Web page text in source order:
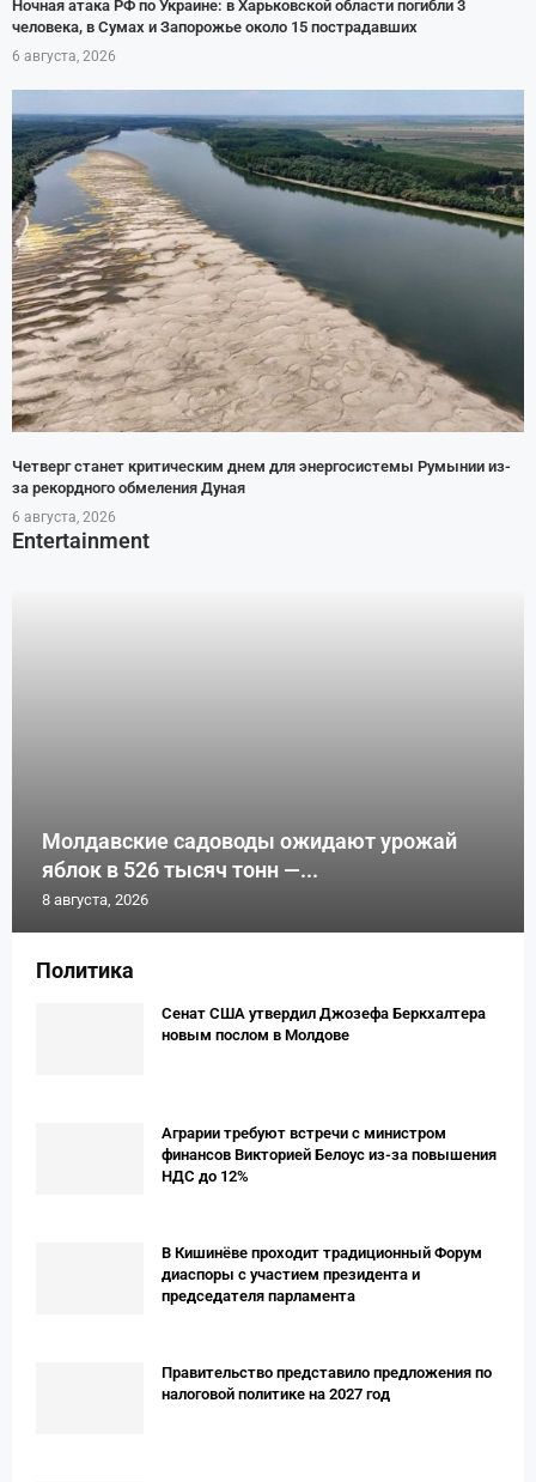
Ночная атака РФ по Украине: в Харьковской области погибли 3
человека, в Сумах и Запорожье около 15 пострадавших
6 августа, 2026
Четверг станет критическим днем для энергосистемы Румынии из-
за рекордного обмеления Дуная
6 августа, 2026
Entertainment
Молдавские садоводы ожидают урожай
яблок в 526 тысяч тонн —...
8 августа, 2026
Политика
Сенат США утвердил Джозефа Беркхалтера
новым послом в Молдове
Аграрии требуют встречи с министром
финансов Викторией Белоус из-за повышения
НДС до 12%
В Кишинёве проходит традиционный Форум
диаспоры с участием президента и
председателя парламента
Правительство представило предложения по
налоговой политике на 2027 год